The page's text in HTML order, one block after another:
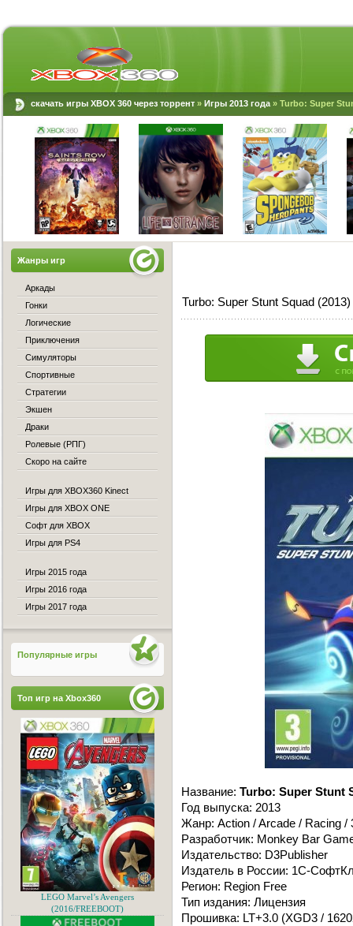
скачать игры XBOX 360 через торрент » Игры 2013 года » Turbo: Super
Turbo: Super Stunt Squad
Название: Turbo: Super Stunt
Год выпуска: 2013
Жанр: Action / Arcade / Racing /
Разработчик: Monkey Bar
Издательство: D3Publisher
Издатель в России: 1С-
Регион: Region Free
Тип издания: Лицензия
Прошивка: LT+3.0 (XGD3 /
Жанры игр
Аркады
Гонки
Логические
Приключения
Симуляторы
Спортивные
Стратегии
Экшен
Драки
Ролевые (РПГ)
Скоро на сайте
Игры для XBOX360 Kinect
Игры для XBOX ONE
Софт для XBOX
Игры для PS4
Игры 2015 года
Игры 2016 года
Игры 2017 года
Популярные игры
Топ игр на Xbox360
LEGO Marvel’s Avengers
(2016/FREEBOOT)